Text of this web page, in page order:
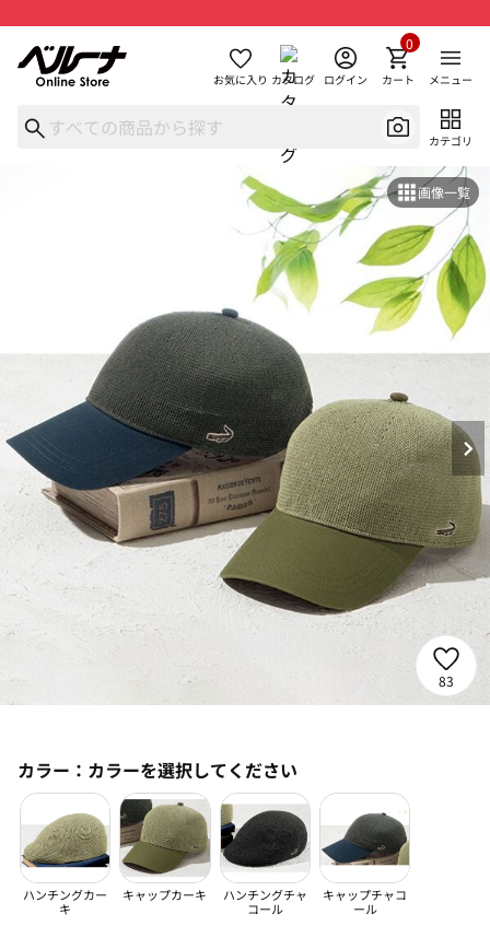
お気に入り カタログ ログイン カート
0
メニュー
カテゴリ
画像一覧
83
カラー： カラーを選択してください
ハンチングカー
キ
キャップカーキ
ハンチングチャ
コール
キャップチャコ
ール